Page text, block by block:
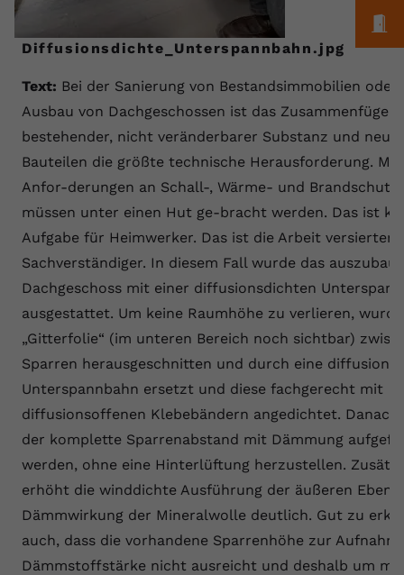
Diffusionsdichte_Unterspannbahn.jpg
Text: Bei der Sanierung von Bestandsimmobilien oder
Ausbau von Dachgeschossen ist das Zusammenfügen
bestehender, nicht veränderbarer Substanz und
Bauteilen die größte technische Herausforderung.
Anfor-derungen an Schall-, Wärme- und Brandschutz
müssen unter einen Hut ge-bracht werden. Das ist
Aufgabe für Heimwerker. Das ist die Arbeit versierter
Sachverständiger. In diesem Fall wurde das
Dachgeschoss mit einer diffusionsdichten
ausgestattet. Um keine Raumhöhe zu verlieren,
„Gitterfolie“ (im unteren Bereich noch sichtbar)
Sparren herausgeschnitten und durch eine
Unterspannbahn ersetzt und diese fachgerecht mit
diffusionsoffenen Klebebändern angedichtet. Danach
der komplette Sparrenabstand mit Dämmung
werden, ohne eine Hinterlüftung herzustellen.
erhöht die winddichte Ausführung der äußeren Ebene
Dämmwirkung der Mineralwolle deutlich. Gut zu
auch, dass die vorhandene Sparrenhöhe zur
Dämmstoffstärke nicht ausreicht und deshalb um